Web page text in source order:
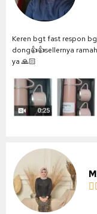
Keren bgt fast respon
dong👍👍sellernya
ya 🙏🏻
